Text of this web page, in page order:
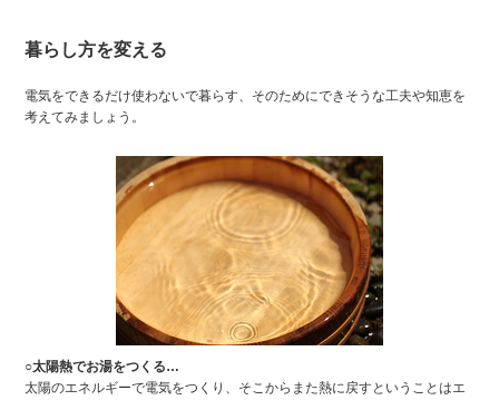
暮らし方を変える
電気をできるだけ使わないで暮らす、そのためにできそうな工夫や知恵を
考えてみましょう。
○太陽熱でお湯をつくる…
太陽のエネルギーで電気をつくり、そこからまた熱に戻すということはエ